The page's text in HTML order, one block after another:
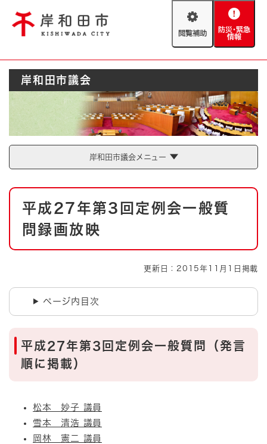
閲
助
防
緊
情
報
Foreign language
やさしい日本語
とじる
防災・緊急情報
ハザードマップ AED設置箇所
とじる
岸和田市議会
岸和田市議会メニュー
本
平成27年第3回定例会一般質
問録画放映
更新日：2015年11月1日掲載
ページ内目次
平成27年第3回定例会一般質問（発言
順に掲載）
松本 妙子 議員
雪本 清浩 議員
岡林 憲二 議員